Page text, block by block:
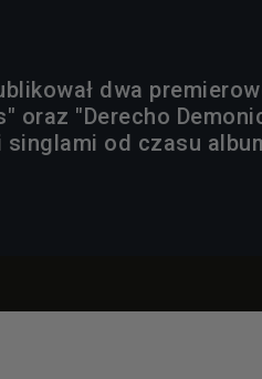
dwa
oraz "Derecho
od czasu